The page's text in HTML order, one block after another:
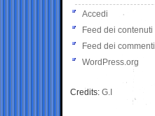
Accedi
Feed dei contenuti
Feed dei commenti
WordPress.org
Credits: G.I